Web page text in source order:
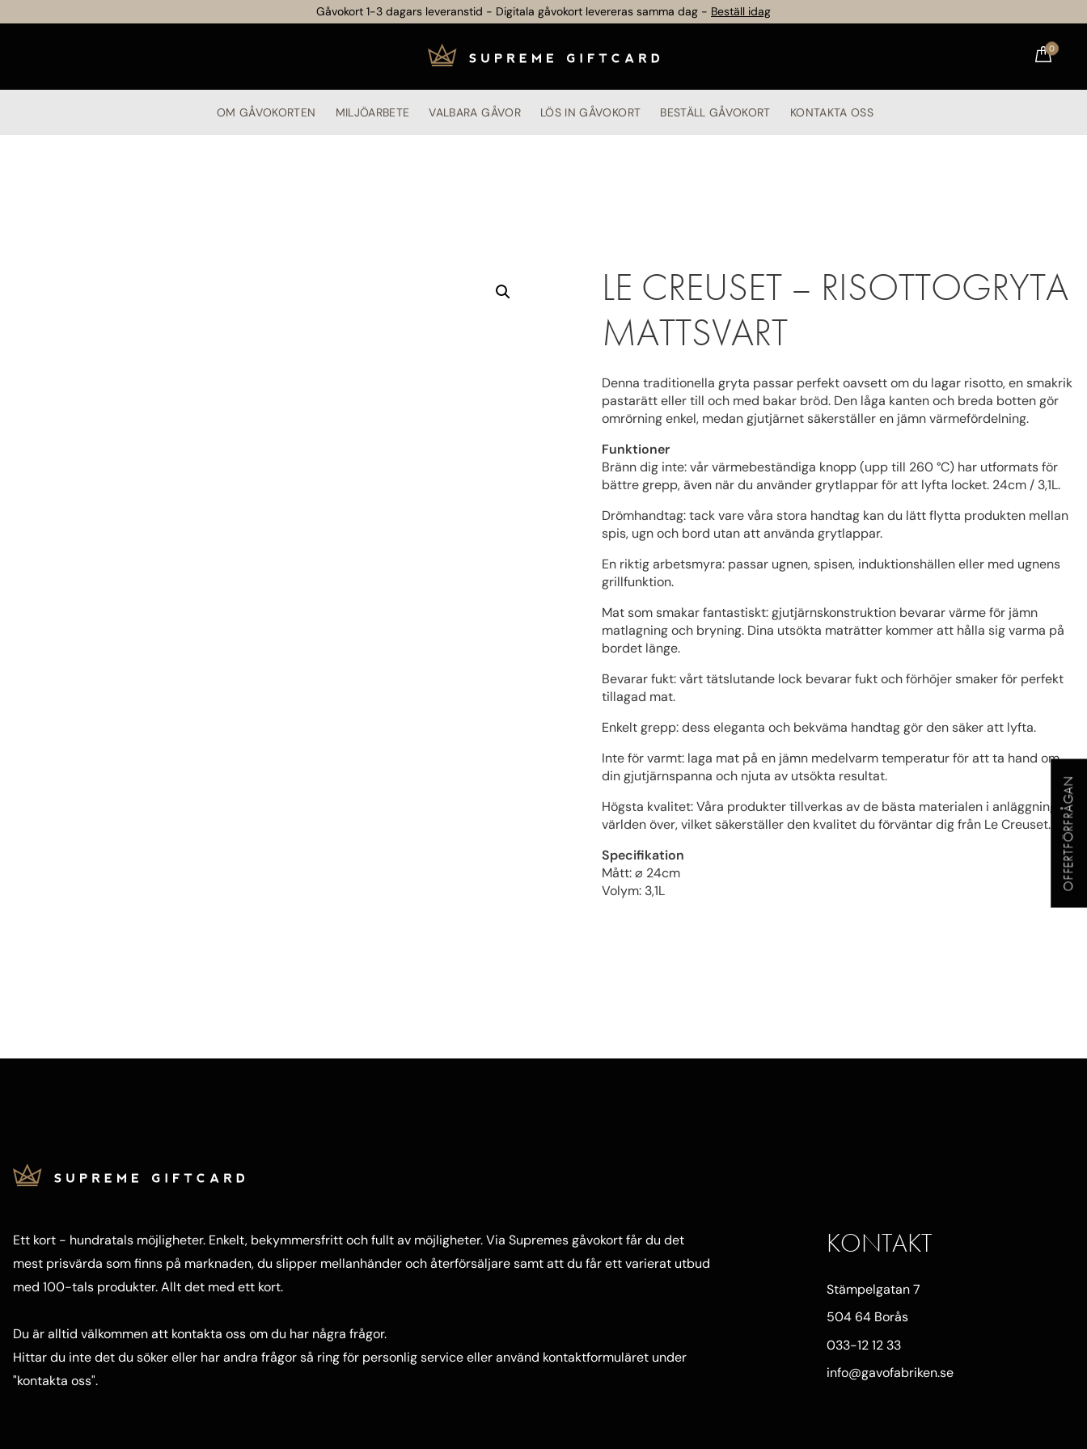
Gåvokort 1-3 dagars leveranstid - Digitala gåvokort levereras samma dag - Beställ idag
0
OM GÅVOKORTEN MILJÖARBETE VALBARA GÅVOR LÖS IN GÅVOKORT BESTÄLL GÅVOKORT KONTAKTA OSS
LE CREUSET – RISOTTOGRYTA
MATTSVART
Denna traditionella gryta passar perfekt oavsett om du lagar risotto, en smakrik
pastarätt eller till och med bakar bröd. Den låga kanten och breda botten gör
omrörning enkel, medan gjutjärnet säkerställer en jämn värmefördelning.
Funktioner
Bränn dig inte: vår värmebeständiga knopp (upp till 260 °C) har utformats för
bättre grepp, även när du använder grytlappar för att lyfta locket. 24cm / 3,1L.
Drömhandtag: tack vare våra stora handtag kan du lätt flytta produkten mellan
spis, ugn och bord utan att använda grytlappar.
En riktig arbetsmyra: passar ugnen, spisen, induktionshällen eller med ugnens
grillfunktion.
Mat som smakar fantastiskt: gjutjärnskonstruktion bevarar värme för jämn
matlagning och bryning. Dina utsökta maträtter kommer att hålla sig varma på
bordet länge.
Bevarar fukt: vårt tätslutande lock bevarar fukt och förhöjer smaker för perfekt
tillagad mat.
Enkelt grepp: dess eleganta och bekväma handtag gör den säker att lyfta.
Inte för varmt: laga mat på en jämn medelvarm temperatur för att ta hand om
din gjutjärnspanna och njuta av utsökta resultat.
Högsta kvalitet: Våra produkter tillverkas av de bästa materialen i anläggningar
världen över, vilket säkerställer den kvalitet du förväntar dig från Le Creuset.
Specifikation
Mått: ⌀ 24cm
Volym: 3,1L
Ett kort - hundratals möjligheter. Enkelt, bekymmersfritt och fullt av möjligheter. Via Supremes gåvokort får du det
mest prisvärda som finns på marknaden, du slipper mellanhänder och återförsäljare samt att du får ett varierat utbud
med 100-tals produkter. Allt det med ett kort.
Du är alltid välkommen att kontakta oss om du har några frågor.
Hittar du inte det du söker eller har andra frågor så ring för personlig service eller använd kontaktformuläret under
"kontakta oss".
KONTAKT
Stämpelgatan 7
504 64 Borås
033-12 12 33
info@gavofabriken.se
OFFERTFÖRFRÅGAN